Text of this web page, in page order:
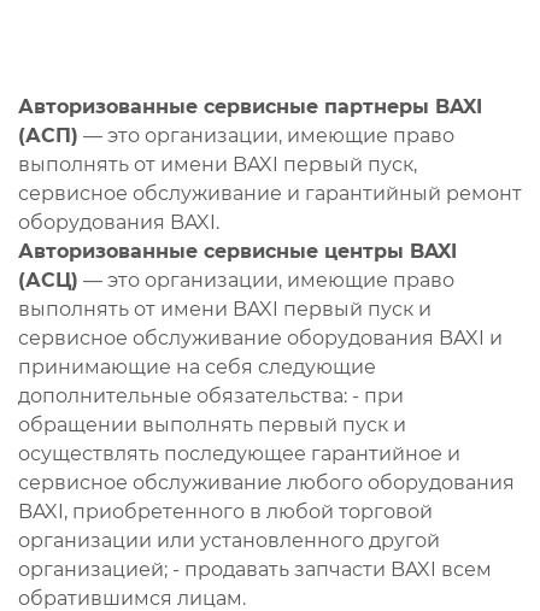
Авторизованные сервисные партнеры BAXI
(АСП) — это организации, имеющие право
выполнять от имени BAXI первый пуск,
сервисное обслуживание и гарантийный ремонт
оборудования BAXI.
Авторизованные сервисные центры BAXI
(АСЦ) — это организации, имеющие право
выполнять от имени BAXI первый пуск и
сервисное обслуживание оборудования BAXI и
принимающие на себя следующие
дополнительные обязательства: - при
обращении выполнять первый пуск и
осуществлять последующее гарантийное и
сервисное обслуживание любого оборудования
BAXI, приобретенного в любой торговой
организации или установленного другой
организацией; - продавать запчасти BAXI всем
обратившимся лицам.